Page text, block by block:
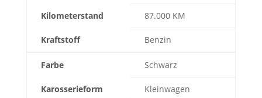
Kilometerstand 87.000 KM
Kraftstoff Benzin
Farbe Schwarz
Karosserieform Kleinwagen